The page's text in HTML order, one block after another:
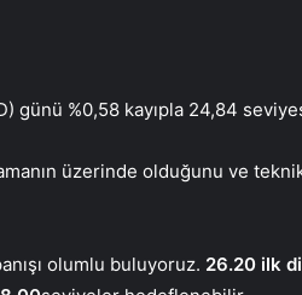
günü %0,58 kayıpla 24,84
üzerinde olduğunu ve
olumlu buluyoruz. 26.20 ilk